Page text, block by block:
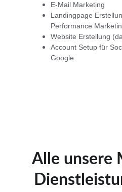
E-Mail Marketing
Landingpage
Performance
Website Erstellung
Account Setup für
Google
Alle unsere